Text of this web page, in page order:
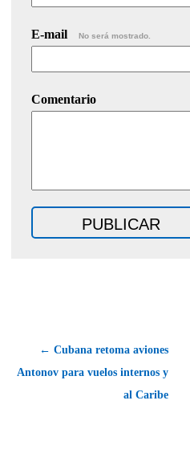
E-mail No será mostrado.
Comentario
← Cubana retoma aviones
Antonov para vuelos internos y
al Caribe